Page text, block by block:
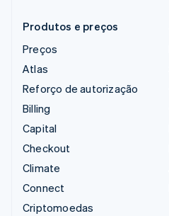
Produtos e preços
Preços
Atlas
Reforço de autorização
Billing
Capital
Checkout
Climate
Connect
Criptomoedas